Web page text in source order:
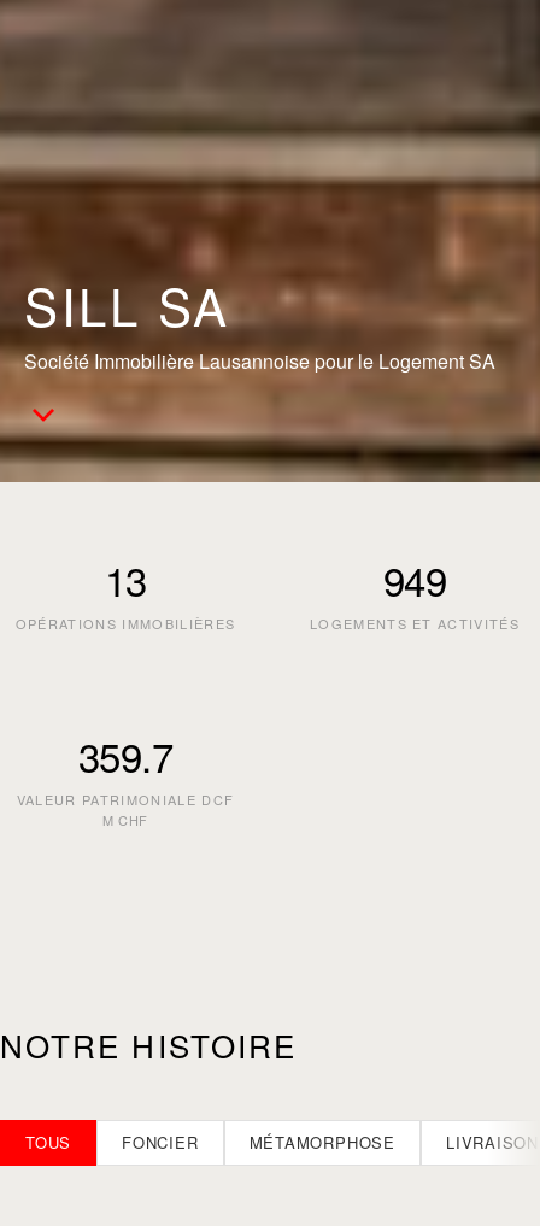
SILL SA
Société Immobilière Lausannoise pour le Logement SA
OPÉRATIONS IMMOBILIÈRES
13
LOGEMENTS ET ACTIVITÉS
949
VALEUR PATRIMONIALE DCF
359.7
M CHF
NOTRE HISTOIRE
TOUS FONCIER MÉTAMORPHOSE